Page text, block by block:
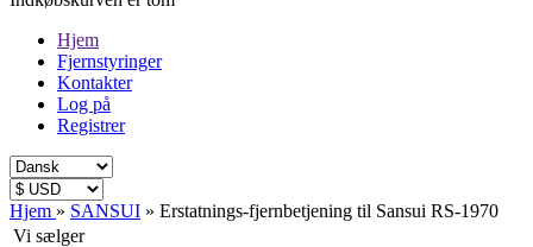
Hjem
Fjernstyringer
Kontakter
Log på
Registrer
Hjem » SANSUI » Erstatnings-fjernbetjening til Sansui RS-1970
Vi sælger